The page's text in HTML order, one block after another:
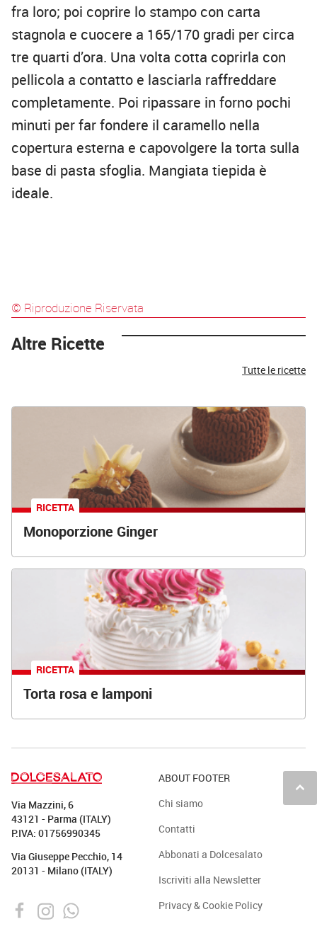
fra loro; poi coprire lo stampo con carta
stagnola e cuocere a 165/170 gradi per circa
tre quarti d’ora. Una volta cotta coprirla con
pellicola a contatto e lasciarla raffreddare
completamente. Poi ripassare in forno pochi
minuti per far fondere il caramello nella
copertura esterna e capovolgere la torta sulla
base di pasta sfoglia. Mangiata tiepida è
ideale.
© Riproduzione Riservata
Altre Ricette
Tutte le ricette
RICETTA
Monoporzione Ginger
RICETTA
Torta rosa e lamponi
keyboard_arrow_up
Via Mazzini, 6
43121 - Parma (ITALY)
P.IVA: 01756990345
Via Giuseppe Pecchio, 14
20131 - Milano (ITALY)
ABOUT FOOTER
Chi siamo
Contatti
Abbonati a Dolcesalato
Iscriviti alla Newsletter
Privacy & Cookie Policy